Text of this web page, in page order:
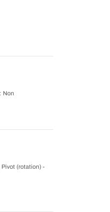
Non
Pivot (rotation) -